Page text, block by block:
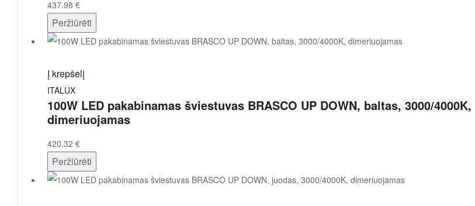
437.98 €
Peržiūrėti
Į krepšelį
ITALUX
100W LED pakabinamas šviestuvas BRASCO UP DOWN, baltas, 3000/4000K,
dimeriuojamas
420.32 €
Peržiūrėti